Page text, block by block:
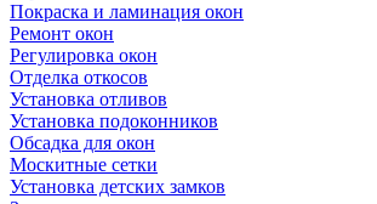
Покраска и ламинация окон
Ремонт окон
Регулировка окон
Отделка откосов
Установка отливов
Установка подоконников
Обсадка для окон
Москитные сетки
Установка детских замков